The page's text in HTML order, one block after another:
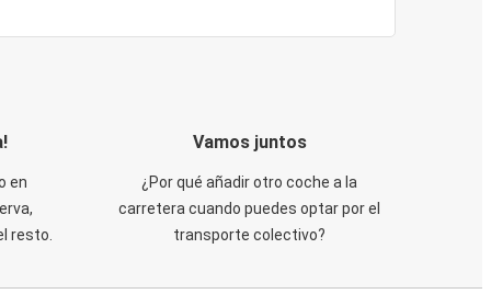
en
resto.
Vamos juntos
¿Por qué añadir otro coche a la
carretera cuando puedes optar por el
transporte colectivo?